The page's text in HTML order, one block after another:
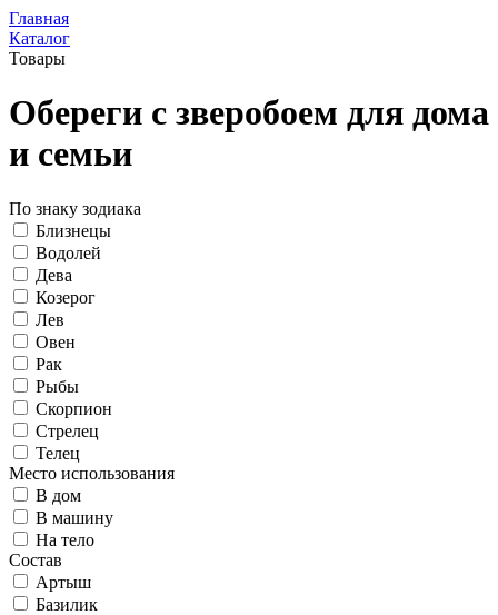
Главная
Каталог
Товары
Обереги с зверобоем для дома
и семьи
По знаку зодиака
Близнецы
Водолей
Дева
Козерог
Лев
Овен
Рак
Рыбы
Скорпион
Стрелец
Телец
Место использования
В дом
В машину
На тело
Состав
Артыш
Базилик